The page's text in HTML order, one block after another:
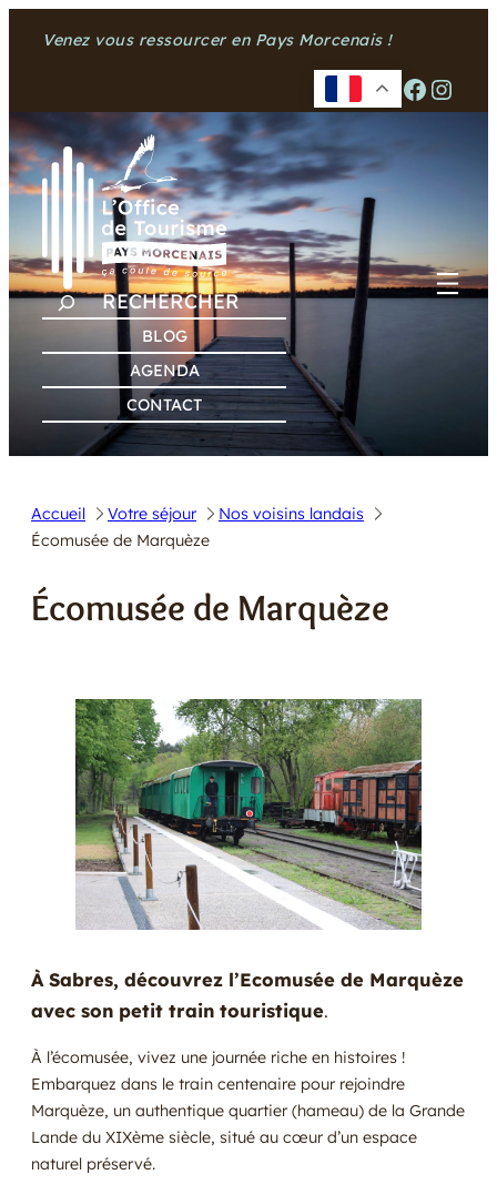
Venez vous ressourcer en Pays Morcenais !
Facebook Instagram
R
C
H
E
R
BLOG
AGENDA
CONTACT
Accueil Votre séjour
Nos voisins landais
Écomusée de Marquèze
Écomusée de Marquèze
À Sabres, découvrez l’Ecomusée de Marquèze
avec son petit train touristique.
À l’écomusée, vivez une journée riche en histoires !
Embarquez dans le train centenaire pour rejoindre
Marquèze, un authentique quartier (hameau) de la Grande
Lande du XIXème siècle, situé au cœur d’un espace
naturel préservé.